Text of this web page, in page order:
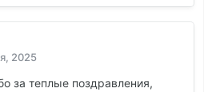
2025
за теплые поздравления,